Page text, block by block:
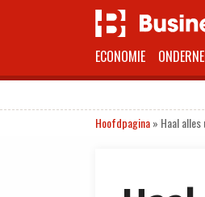
ECONOMIE
Hoofdpagina» Haal